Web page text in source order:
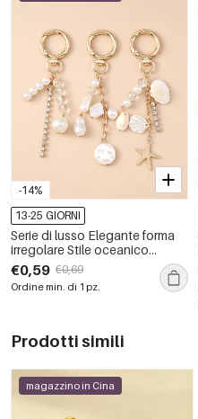
-14%
13-25 GIORNI
Serie di lusso Elegante forma
irregolare Stile oceanico
Perline Catena Conchiglia
Stella marina Lega Strass Perla
artificiale Ciondoli per borsa
€0,59 €0,69
Ordine min. di 1 pz.
Prodotti simili
magazzino in Cina